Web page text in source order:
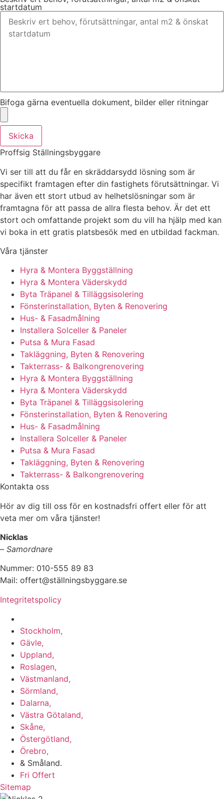
startdatum
Bifoga gärna eventuella dokument, bilder eller ritningar
Skicka
Proffsig Ställningsbyggare
Vi ser till att du får en skräddarsydd lösning som är
specifikt framtagen efter din fastighets förutsättningar. Vi
har även ett stort utbud av helhetslösningar som är
framtagna för att passa de allra flesta behov. Är det ett
stort och omfattande projekt som du vill ha hjälp med kan
vi boka in ett gratis platsbesök med en utbildad fackman.
Våra tjänster
Hyra & Montera Byggställning
Hyra & Montera Väderskydd
Byta Träpanel & Tilläggsisolering
Fönsterinstallation, Byten & Renovering
Hus- & Fasadmålning
Installera Solceller & Paneler
Putsa & Mura Fasad
Takläggning, Byten & Renovering
Takterrass- & Balkongrenovering
Hyra & Montera Byggställning
Hyra & Montera Väderskydd
Byta Träpanel & Tilläggsisolering
Fönsterinstallation, Byten & Renovering
Hus- & Fasadmålning
Installera Solceller & Paneler
Putsa & Mura Fasad
Takläggning, Byten & Renovering
Takterrass- & Balkongrenovering
Kontakta oss
Hör av dig till oss för en kostnadsfri offert eller för att
veta mer om våra tjänster!
Nicklas
– Samordnare
Nummer: 010-555 89 83
Mail: offert@ställningsbyggare.se
Integritetspolicy
Stockholm,
Gävle,
Uppland,
Roslagen,
Västmanland,
Sörmland,
Dalarna,
Västra Götaland,
Skåne,
Östergötland,
Örebro,
& Småland.
Fri Offert
Sitemap